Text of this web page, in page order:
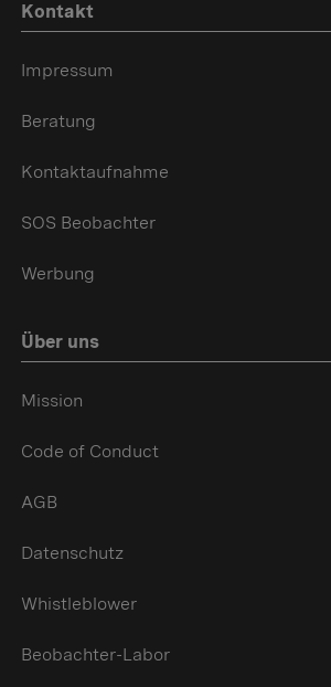
Kontakt
Impressum
Beratung
Kontaktaufnahme
SOS Beobachter
Werbung
Über uns
Mission
Code of Conduct
AGB
Datenschutz
Whistleblower
Beobachter-Labor